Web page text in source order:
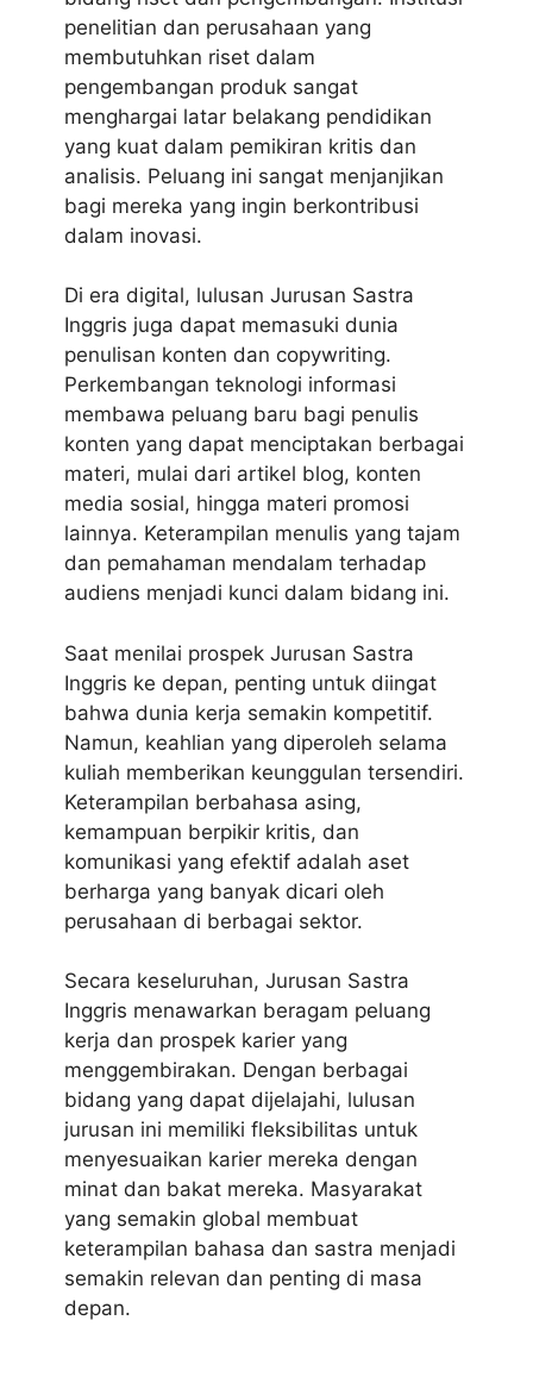
penelitian dan perusahaan yang
membutuhkan riset dalam
pengembangan produk sangat
menghargai latar belakang pendidikan
yang kuat dalam pemikiran kritis dan
analisis. Peluang ini sangat menjanjikan
bagi mereka yang ingin berkontribusi
dalam inovasi.
Di era digital, lulusan Jurusan Sastra
Inggris juga dapat memasuki dunia
penulisan konten dan copywriting.
Perkembangan teknologi informasi
membawa peluang baru bagi penulis
konten yang dapat menciptakan berbagai
materi, mulai dari artikel blog, konten
media sosial, hingga materi promosi
lainnya. Keterampilan menulis yang tajam
dan pemahaman mendalam terhadap
audiens menjadi kunci dalam bidang ini.
Saat menilai prospek Jurusan Sastra
Inggris ke depan, penting untuk diingat
bahwa dunia kerja semakin kompetitif.
Namun, keahlian yang diperoleh selama
kuliah memberikan keunggulan tersendiri.
Keterampilan berbahasa asing,
kemampuan berpikir kritis, dan
komunikasi yang efektif adalah aset
berharga yang banyak dicari oleh
perusahaan di berbagai sektor.
Secara keseluruhan, Jurusan Sastra
Inggris menawarkan beragam peluang
kerja dan prospek karier yang
menggembirakan. Dengan berbagai
bidang yang dapat dijelajahi, lulusan
jurusan ini memiliki fleksibilitas untuk
menyesuaikan karier mereka dengan
minat dan bakat mereka. Masyarakat
yang semakin global membuat
keterampilan bahasa dan sastra menjadi
semakin relevan dan penting di masa
depan.